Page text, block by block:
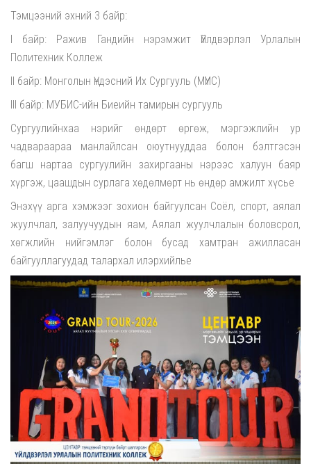
Тэмцээний эхний 3 байр:
I байр: Ражив Гандийн нэрэмжит Үйлдвэрлэл Урлалын
Политехник Коллеж
II байр: Монголын Үндэсний Их Сургууль (МҮИС)
III байр: МУБИС-ийн Биеийн тамирын сургууль
Сургуулийнхаа нэрийг өндөрт өргөж, мэргэжлийн ур
чадвараараа манлайлсан оюутнууддаа болон бэлтгэсэн
багш нартаа сургуулийн захиргааны нэрээс халуун баяр
хүргэж, цаашдын сурлага хөдөлмөрт нь өндөр амжилт хүсье
Энэхүү арга хэмжээг зохион байгуулсан Соёл, спорт, аялал
жуулчлал, залуучуудын яам, Аялал жуулчлалын боловсрол,
хөгжлийн нийгэмлэг болон бусад хамтран ажилласан
байгууллагуудад талархал илэрхийлье